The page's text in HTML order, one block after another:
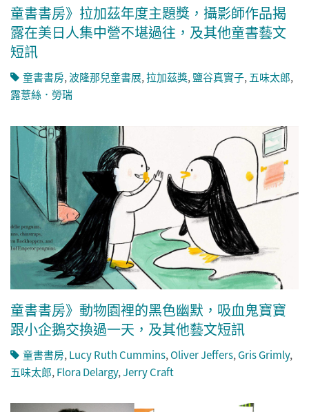
童書書房》拉加茲年度主題獎，攝影師作品揭
露在美日人集中營不堪過往，及其他童書藝文
短訊
童書書房,波隆那兒童書展,拉加茲獎, 鹽谷真實子, 五味太郎,
露薏絲．勞瑞
童書書房》動物園裡的黑色幽默，吸血鬼寶寶
跟小企鵝交換過一天，及其他藝文短訊
童書書房, Lucy Ruth Cummins,Oliver Jeffers, Gris Grimly,
五味太郎, Flora Delargy,Jerry Craft